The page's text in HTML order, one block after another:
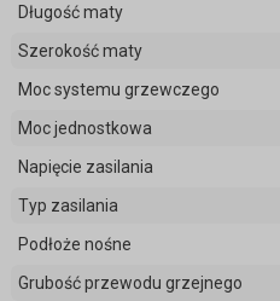
Długość maty
Szerokość maty
Moc systemu grzewczego
Moc jednostkowa
Napięcie zasilania
Typ zasilania
Podłoże nośne
Grubość przewodu grzejnego